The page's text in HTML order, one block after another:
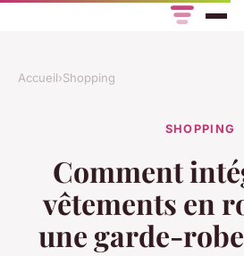
Accueil›Shopping
SHOPPING
Comment
vêtements en
une garde-